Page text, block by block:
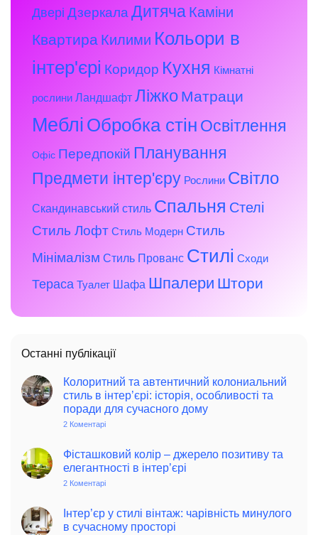
Двері ДзеркалаДитяча Каміни
Квартира Килими Кольори в
інтер'єрі Коридор Кухня Кімнатні
рослини Ландшафт Ліжко Матраци
Меблі Обробка стін Освітлення
Офіс Передпокій Планування
Предмети інтер'єру Рослини Світло
Скандинавський стиль Спальня Стелі
Стиль Лофт Стиль Модерн Стиль
Мінімалізм Стиль Прованс Стилі Сходи
Тераса Туалет Шафа Шпалери Штори
Останні публікації
Колоритний та автентичний колониальний
стиль в інтер’єрі: історія, особливості та
поради для сучасного дому
2 Коментарі
автентичний
колониальний
стиль
особливості
та
поради
Фісташковий колір – джерело позитиву та
елегантності в інтер’єрі
2 Коментарі
–
джерело
позитиву
Інтер’єр у стилі вінтаж: чарівність минулого
в сучасному просторі